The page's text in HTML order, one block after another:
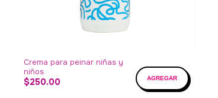
Crema para peinar niñas y
niños
$250.00